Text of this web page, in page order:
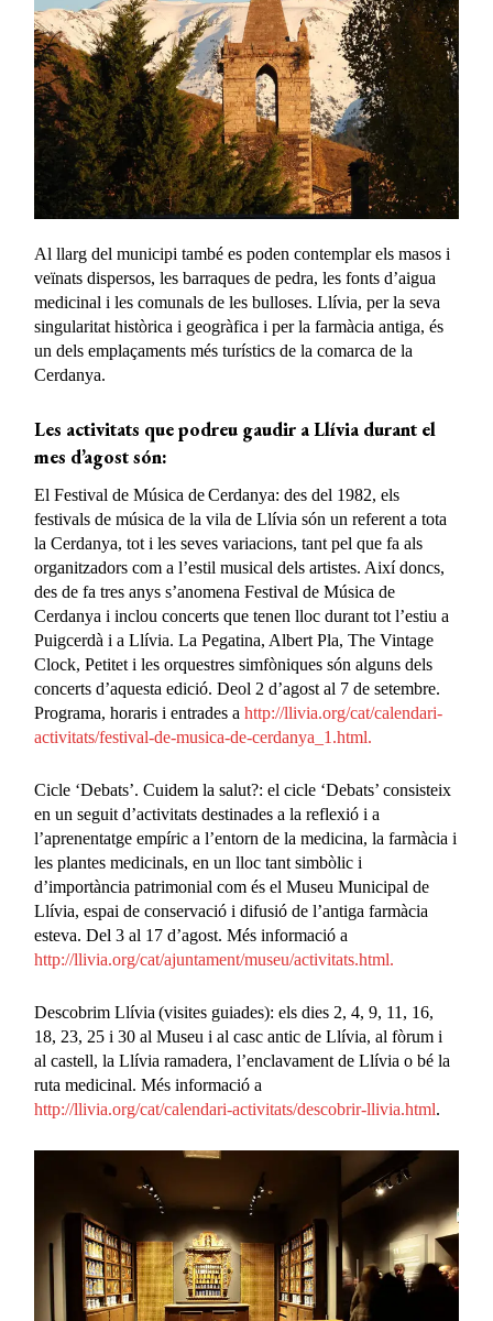
Al llarg del municipi també es poden contemplar els masos i
veïnats dispersos, les barraques de pedra, les fonts d’aigua
medicinal i les comunals de les bulloses. Llívia, per la seva
singularitat històrica i geogràfica i per la farmàcia antiga, és
un dels emplaçaments més turístics de la comarca de la
Cerdanya.
Les activitats que podreu gaudir a Llívia durant el
mes d’agost són:
El Festival de Música de Cerdanya: des del 1982, els
festivals de música de la vila de Llívia són un referent a tota
la Cerdanya, tot i les seves variacions, tant pel que fa als
organitzadors com a l’estil musical dels artistes. Així doncs,
des de fa tres anys s’anomena Festival de Música de
Cerdanya i inclou concerts que tenen lloc durant tot l’estiu a
Puigcerdà i a Llívia. La Pegatina, Albert Pla, The Vintage
Clock, Petitet i les orquestres simfòniques són alguns dels
concerts d’aquesta edició. Deol 2 d’agost al 7 de setembre.
Programa, horaris i entrades ahttp://llivia.org/cat/calendari-
activitats/festival-de-musica-de-cerdanya_1.html.
Cicle ‘Debats’. Cuidem la salut?: el cicle ‘Debats’ consisteix
en un seguit d’activitats destinades a la reflexió i a
l’aprenentatge empíric a l’entorn de la medicina, la farmàcia i
les plantes medicinals, en un lloc tant simbòlic i
d’importància patrimonial com és el Museu Municipal de
Llívia, espai de conservació i difusió de l’antiga farmàcia
esteva. Del 3 al 17 d’agost. Més informació a
http://llivia.org/cat/ajuntament/museu/activitats.html.
Descobrim Llívia (visites guiades): els dies 2, 4, 9, 11, 16,
18, 23, 25 i 30 al Museu i al casc antic de Llívia, al fòrum i
al castell, la Llívia ramadera, l’enclavament de Llívia o bé la
ruta medicinal. Més informació a
http://llivia.org/cat/calendari-activitats/descobrir-llivia.html.